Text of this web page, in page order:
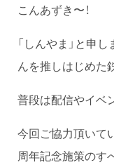
こんあずき〜！
「しんやま」と申
んを推しはじめた
普段は配信やイベ
今回ご協力頂いて
周年記念施策のす